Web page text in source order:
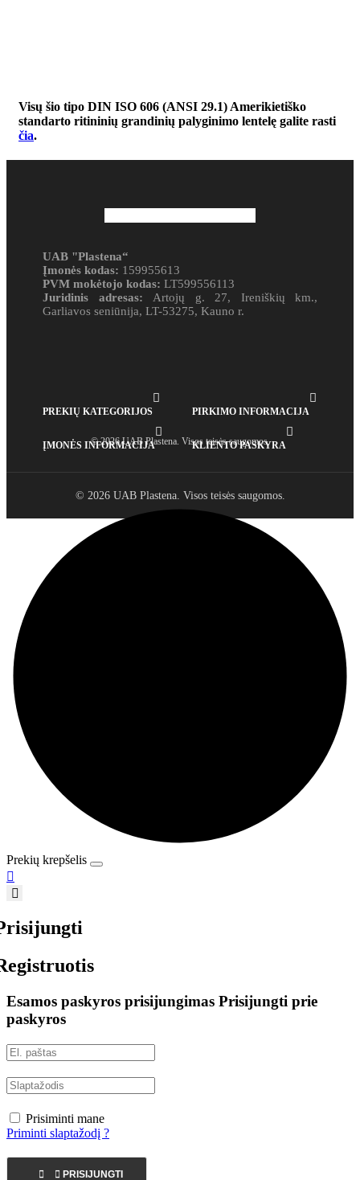
Visų šio tipo DIN ISO 606 (ANSI 29.1) Amerikietiško
standarto ritininių grandinių palyginimo lentelę galite rasti
čia.
UAB "Plastena“
Įmonės kodas: 159955613
PVM mokėtojo kodas: LT599556113
Juridinis adresas: Artojų g. 27, Ireniškių km.,
Garliavos seniūnija, LT-53275, Kauno r.
PREKIŲ KATEGORIJOS

PIRKIMO INFORMACIJA

ĮMONĖS INFORMACIJA

KLIENTO PASKYRA

© 2026 UAB Plastena. Visos teisės saugomos.
© 2026 UAB Plastena. Visos teisės saugomos.
Prekių krepšelis

Esamos paskyros prisijungimas Prisijungti prie
paskyros
Prisiminti mane
Priminti slaptažodį ?
  PRISIJUNGTI